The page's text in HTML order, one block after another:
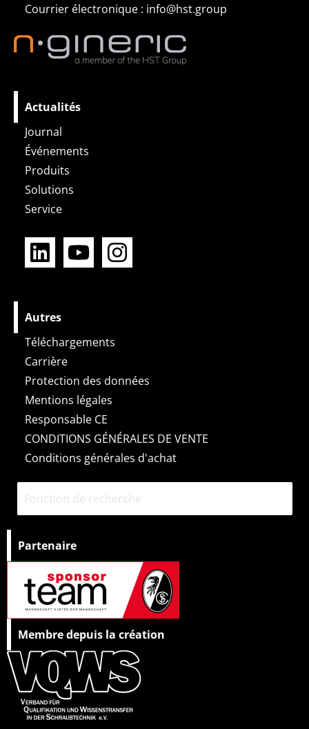
Courrier électronique : info@hst.group
Actualités
Journal
Événements
Produits
Solutions
Service
i
n
e
d
i
n
o
u
b
n
s
a
Autres
Téléchargements
Carrière
Protection des données
Mentions légales
Responsable CE
CONDITIONS GÉNÉRALES DE VENTE
Conditions générales d'achat
Partenaire
Membre depuis la création